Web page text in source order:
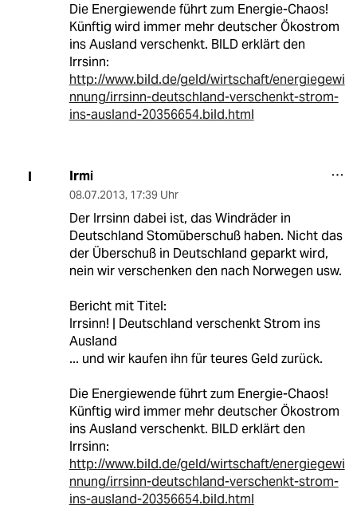
Die Energiewende führt zum Energie-Chaos!
Künftig wird immer mehr deutscher Ökostrom
ins Ausland verschenkt. BILD erklärt den
Irrsinn:
http://www.bild.de/geld/wirtschaft/energiegewi
nnung/irrsinn-deutschland-verschenkt-strom-
ins-ausland-20356654.bild.html
I Irmi
08.07.2013, 17:39 Uhr
Der Irrsinn dabei ist, das Windräder in
Deutschland Stomüberschuß haben. Nicht das
der Überschuß in Deutschland geparkt wird,
nein wir verschenken den nach Norwegen usw.
Bericht mit Titel:
Irrsinn! | Deutschland verschenkt Strom ins
Ausland
... und wir kaufen ihn für teures Geld zurück.
Die Energiewende führt zum Energie-Chaos!
Künftig wird immer mehr deutscher Ökostrom
ins Ausland verschenkt. BILD erklärt den
Irrsinn:
http://www.bild.de/geld/wirtschaft/energiegewi
nnung/irrsinn-deutschland-verschenkt-strom-
ins-ausland-20356654.bild.html